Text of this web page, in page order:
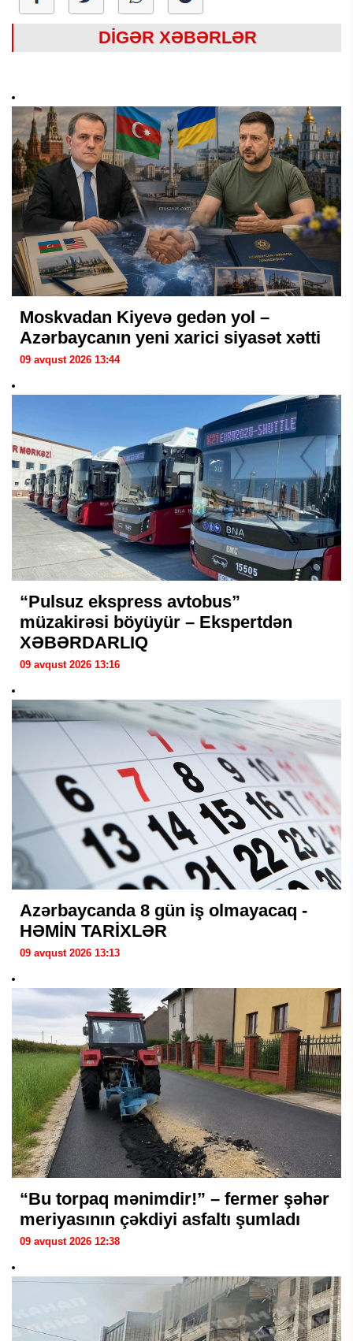
DİGƏR XƏBƏRLƏR
Moskvadan Kiyevə gedən yol –
Azərbaycanın yeni xarici siyasət xətti
09 avqust 2026 13:44
“Pulsuz ekspress avtobus”
müzakirəsi böyüyür – Ekspertdən
XƏBƏRDARLIQ
09 avqust 2026 13:16
Azərbaycanda 8 gün iş olmayacaq -
HƏMİN TARİXLƏR
09 avqust 2026 13:13
“Bu torpaq mənimdir!” – fermer şəhər
meriyasının çəkdiyi asfaltı şumladı
09 avqust 2026 12:38